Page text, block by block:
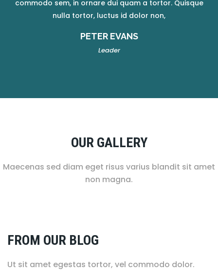
commodo sem, in ornare dui quam a tortor. Quisque
nulla tortor, luctus id dolor non,
HENRY TAYLOR
Instructor
OUR GALLERY
Maecenas sed diam eget risus varius blandit sit amet
non magna.
FROM OUR BLOG
Ut sit amet egestas tortor, vel commodo dolor.